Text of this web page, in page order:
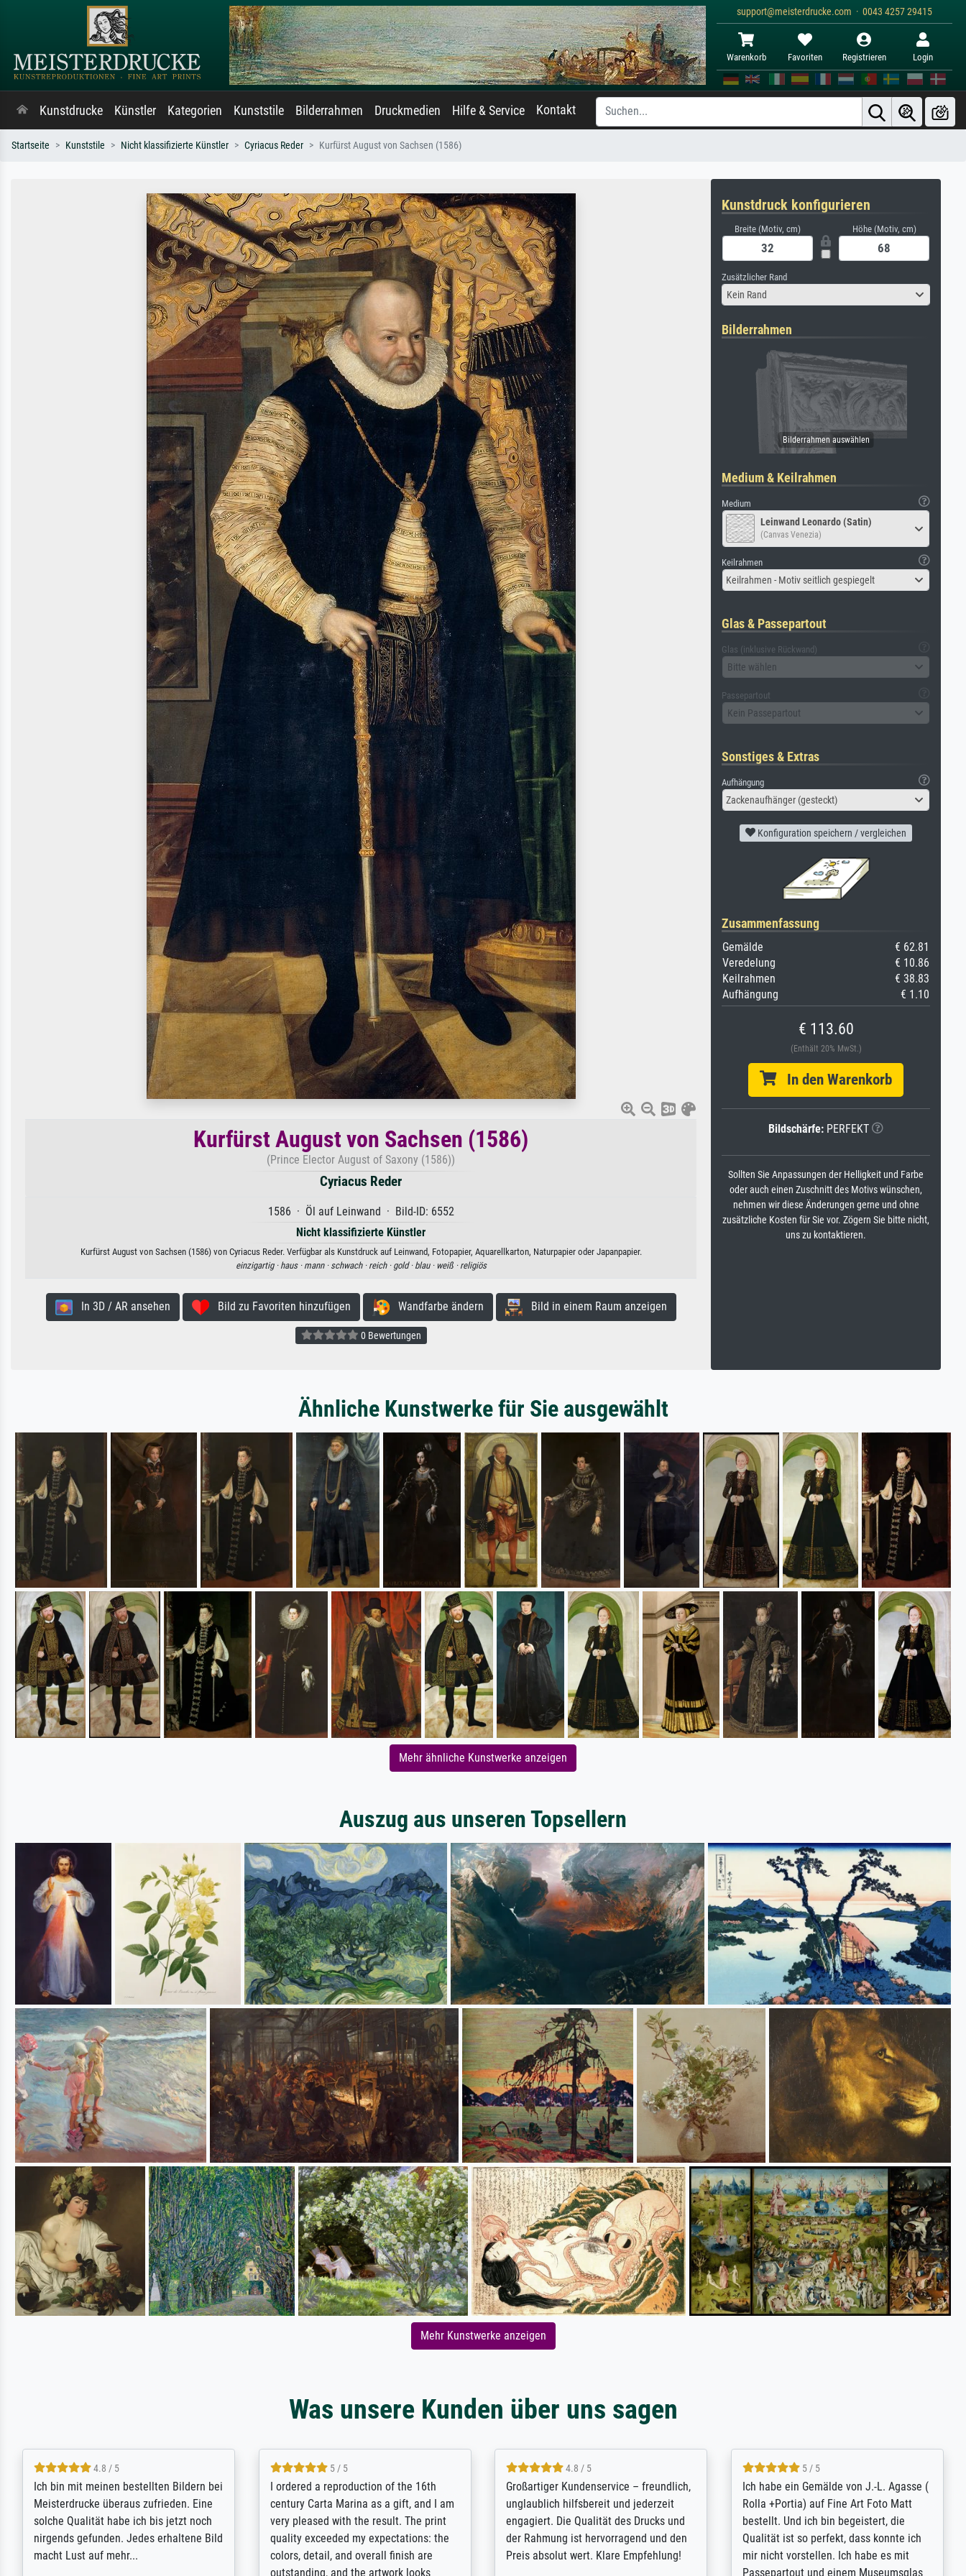
support@meisterdrucke.com · 0043 4257 29415
Warenkorb Favoriten Registrieren Login
Kunstdrucke Künstler Kategorien Kunststile Bilderrahmen Druckmedien Hilfe & Service Kontakt
Startseite Kunststile Nicht klassifizierte Künstler Cyriacus Reder Kurfürst August von Sachsen (1586)
Kurfürst August von Sachsen (1586)
(Prince Elector August of Saxony (1586))
Cyriacus Reder
1586 · Öl auf Leinwand · Bild-ID: 6552
Nicht klassifizierte Künstler
Kurfürst August von Sachsen (1586) von Cyriacus Reder. Verfügbar als Kunstdruck auf Leinwand, Fotopapier, Aquarellkarton, Naturpapier oder Japanpapier.
einzigartig · haus · mann · schwach · reich · gold · blau · weiß · religiös
In 3D / AR ansehen Bild zu Favoriten hinzufügen Wandfarbe ändern Bild in einem Raum anzeigen
0 Bewertungen
Kunstdruck konfigurieren
Breite (Motiv, cm) Höhe (Motiv, cm)
Zusätzlicher Rand
Kein Rand
Bilderrahmen
Medium & Keilrahmen
Medium
Leinwand Leonardo (Satin)
(Canvas Venezia)
Keilrahmen
Keilrahmen - Motiv seitlich gespiegelt
Glas & Passepartout
Glas (inklusive Rückwand)
Bitte wählen
Passepartout
Kein Passepartout
Sonstiges & Extras
Aufhängung
Zackenaufhänger (gesteckt)
Konfiguration speichern / vergleichen
Zusammenfassung
Gemälde
€ 62.81
Veredelung
€ 10.86
Keilrahmen
€ 38.83
Aufhängung
€ 1.10
€ 113.60
(Enthält 20% MwSt.)
In den Warenkorb
Bildschärfe: PERFEKT
Sollten Sie Anpassungen der Helligkeit und Farbe
oder auch einen Zuschnitt des Motivs wünschen,
nehmen wir diese Änderungen gerne und ohne
zusätzliche Kosten für Sie vor. Zögern Sie bitte nicht,
uns zu kontaktieren.
Ähnliche Kunstwerke für Sie ausgewählt
Mehr ähnliche Kunstwerke anzeigen
Auszug aus unseren Topsellern
Mehr Kunstwerke anzeigen
Was unsere Kunden über uns sagen
5 / 5
Rundum positive Erfahrung. Die
Ausführung des Auftrags hat eine Weile
gedauert, die angekündigte Lieferzeit
wurde aber letztlich sogar etwas
unterschritten. Die Qualität des Papiers
5 / 5
The team at Meisterdrucke strives to
meet its clients demands, and provides
expert advice on how to obtain the best
results for the prints requested by the
client. The company has a vast
repertoire of prints to choose from, and
5 / 5
Outstanding quality and customer
support. - the quality of the printing is
excellent and difficult to distinguish
from the real thing; it will be my go-to
for high-quality art prints from now on -
4.8 / 5
Qualité absolument irréprochable.
Extraordinaire diversité des thèmes
abordés et personnalisation des
demandes (recadrage, réajustement des
couleurs). Relation clientèle parfaite.
Transport, réception sans aucun